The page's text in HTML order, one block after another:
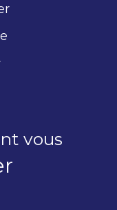
vous